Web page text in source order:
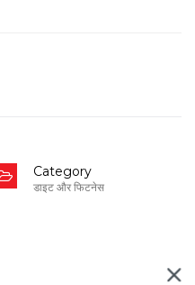
Category
डाइट और फिटनेस